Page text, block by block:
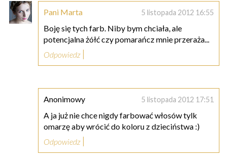
Pani Marta 5 listopada 2012 16:55
Boję się tych farb. Niby bym chciała, ale
potencjalna żółć czy pomarańcz mnie przeraża...
Odpowiedz
Anonimowy 5 listopada 2012 17:51
A ja już nie chce nigdy farbować włosów tylk
omarzę aby wrócić do koloru z dzieciństwa :)
Odpowiedz